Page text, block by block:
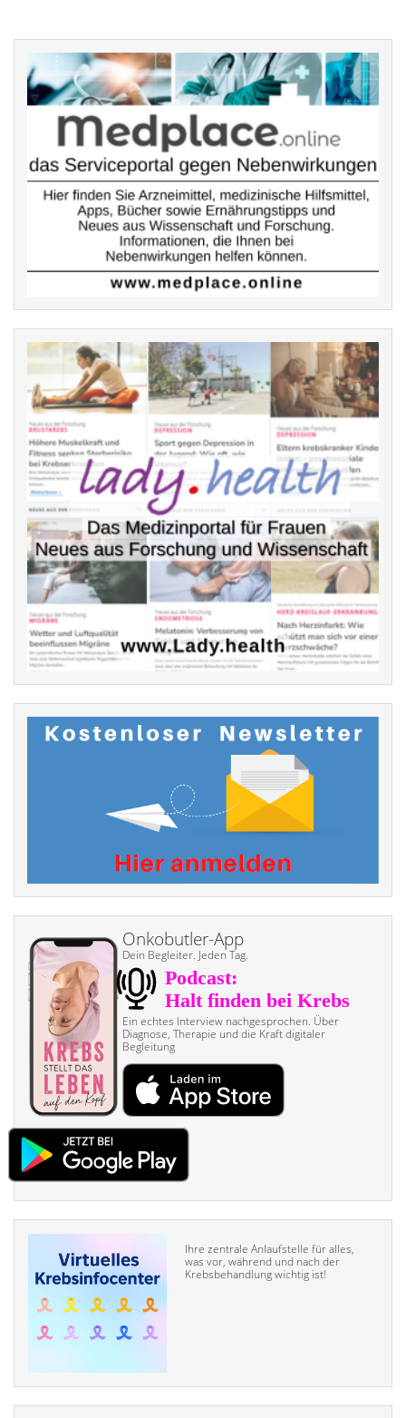
Onkobutler-App
Dein Begleiter. Jeden Tag.
Ein echtes Interview nach­gesprochen. Über
Diagnose, Therapie und die Kraft digitaler
Begleitung
Ihre zentrale Anlaufstelle für alles,
was vor, während und nach der
Krebsbehandlung wichtig ist!